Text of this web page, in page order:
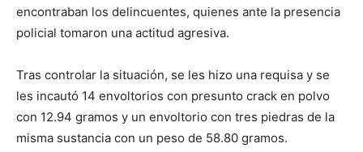
encontraban los delincuentes, quienes ante la presencia
policial tomaron una actitud agresiva.
Tras controlar la situación, se les hizo una requisa y se
les incautó 14 envoltorios con presunto crack en polvo
con 12.94 gramos y un envoltorio con tres piedras de la
misma sustancia con un peso de 58.80 gramos.